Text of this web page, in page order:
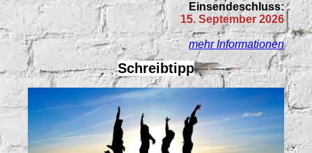
Einsendeschluss:
15. September 2026
mehr Informationen
Schreibtipp